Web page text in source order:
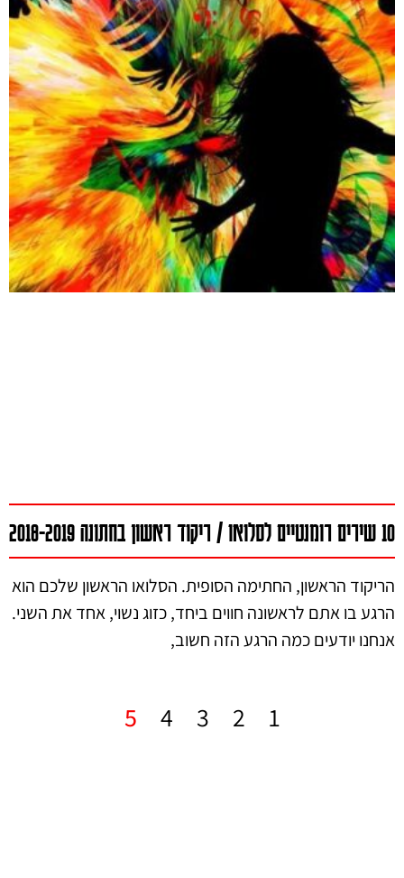
10 שירים רומנטיים לסלואו / ריקוד ראשון בחתונה 2018-2019
הריקוד הראשון, החתימה הסופית. הסלואו הראשון שלכם הוא
הרגע בו אתם לראשונה חווים ביחד, כזוג נשוי, אחד את השני.
אנחנו יודעים כמה הרגע הזה חשוב,
1
2
3
4
5